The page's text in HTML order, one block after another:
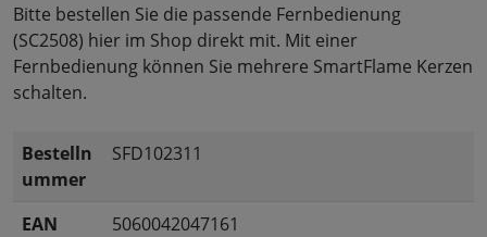
Bitte bestellen Sie die passende Fernbedienung
(SC2508) hier im Shop direkt mit. Mit einer
Fernbedienung können Sie mehrere SmartFlame Kerzen
schalten.
Bestelln
ummer
SFD102311
EAN
5060042047161